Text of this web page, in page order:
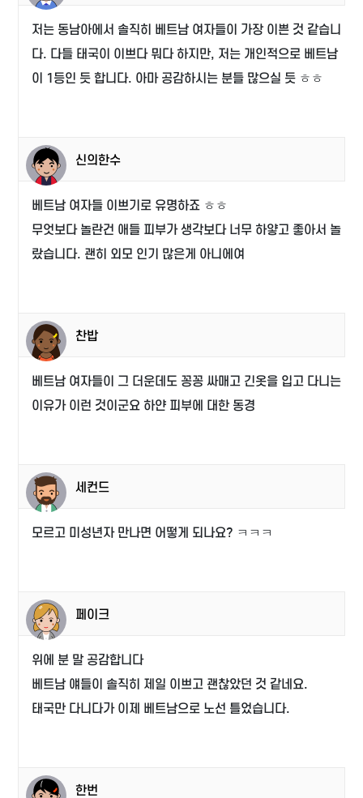
저는 동남아에서 솔직히 베트남 여자들이 가장 이쁜 것 같습니
다. 다들 태국이 이쁘다 뭐다 하지만, 저는 개인적으로 베트남
이 1등인 듯 합니다. 아마 공감하시는 분들 많으실 듯 ㅎㅎ
신의한수
베트남 여자들 이쁘기로 유명하죠 ㅎㅎ
무엇보다 놀란건 애들 피부가 생각보다 너무 하얗고 좋아서 놀
랐습니다. 괜히 외모 인기 많은게 아니에여
찬밥
베트남 여자들이 그 더운데도 꽁꽁 싸매고 긴옷을 입고 다니는
이유가 이런 것이군요 하얀 피부에 대한 동경
세컨드
모르고 미성년자 만나면 어떻게 되나요? ㅋㅋㅋ
페이크
위에 분 말 공감합니다
베트남 얘들이 솔직히 제일 이쁘고 괜찮았던 것 같네요.
태국만 다니다가 이제 베트남으로 노선 틀었습니다.
한번